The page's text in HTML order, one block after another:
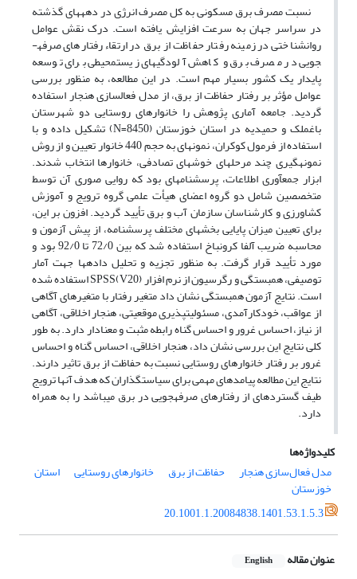
نسبت مصرف برق مسکونی به کل مصرف انرژی در دهه­های گذشته
در سراسر جهان به سرعت افزایش یافته است. درک نقش عوامل
روانشناختی در زمینه رفتار حفاظت از برق در ارتقاء رفتارهای صرفه­
جویی در مصرف برق و کاهش آلودگی­های زیست­محیطی برای توسعه
پایدار یک کشور بسیار مهم است. در این مطالعه، به منظور بررسی
عوامل مؤثر بر رفتار حفاظت از برق، از مدل فعال­سازی هنجار استفاده
گردید. جامعه آماری پژوهش را خانوارهای روستایی دو شهرستان
باغملک و حمیدیه در استان خوزستان (8450=N) تشکیل داده و با
استفاده از فرمول کوکران، نمونه­ای به حجم 440 خانوار تعیین و از روش
نمونه­گیری چند مرحله­ای خوشه­ای تصادفی، خانوارها انتخاب شدند.
ابزار جمع­آوری اطلاعات، پرسشنامه­ای بود که روایی صوری آن توسط
متخصصین شامل دو گروه اعضای هیأت علمی گروه ترویج و آموزش
کشاورزی و کارشناسان سازمان آب و برق تأیید گردید. افزون بر این،
برای تعیین میزان پایایی بخش­های مختلف پرسشنامه، از پیش آزمون و
محاسبه ضریب آلفا کرونباخ استفاده شد که بین 72/0 تا 92/0 بود و
مورد تأیید قرار گرفت. به منظور تجزیه و تحلیل داده­ها جهت آمار
توصیفی، همبستگی و رگرسیون از نرم افزار (SPSS(V20 استفاده شده
است. نتایج آزمون همبستگی نشان داد متغیر رفتار با متغیرهای آگاهی
از عواقب، خودکارآمدی، مسئولیت­پذیری موقعیتی، هنجار اخلاقی، آگاهی
از نیاز، احساس غرور و احساس گناه رابطه مثبت و معنادار دارد. به طور
کلی نتایج این بررسی نشان داد، هنجار اخلاقی، احساس گناه و احساس
غرور بر رفتار خانوارهای روستایی نسبت به حفاظت از برق تاثیر دارند.
نتایج این مطالعه پیامدهای مهمی برای سیاست­گذاران که هدف آن­ها ترویج
طیف گسترده­ای از رفتارهای صرفه­جویی در برق می­باشد را به همراه
دارد.
کلیدواژه‌ها
مدل فعال‌سازی هنجار
حفاظت از برق خانوارهای روستایی استان
خوزستان
20.1001.1.20084838.1401.53.1.5.3
عنوان مقاله English